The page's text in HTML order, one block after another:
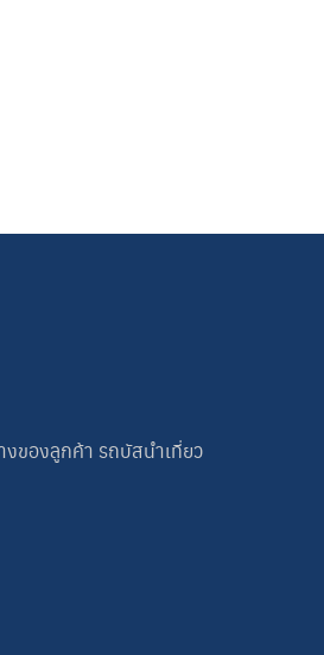
งของลูกค้า รถบัสนำเที่ยว